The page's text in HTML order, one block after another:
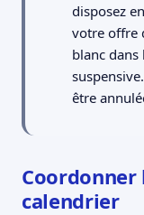
disposez
votre offre
blanc
être
calendrier